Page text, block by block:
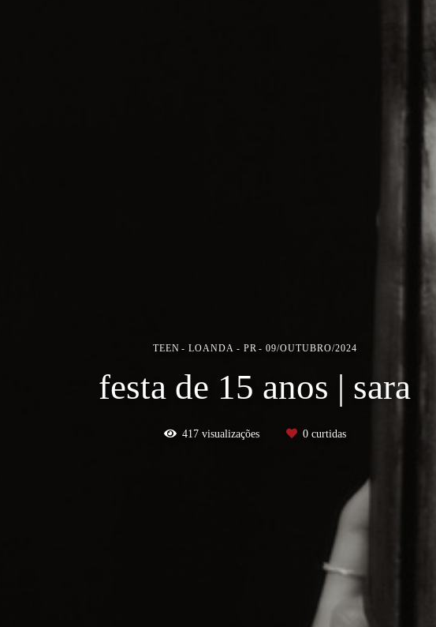
TEEN LOANDA - PR 09/OUTUBRO/2024
festa de 15 anos | sara
417visualizações 0curtidas